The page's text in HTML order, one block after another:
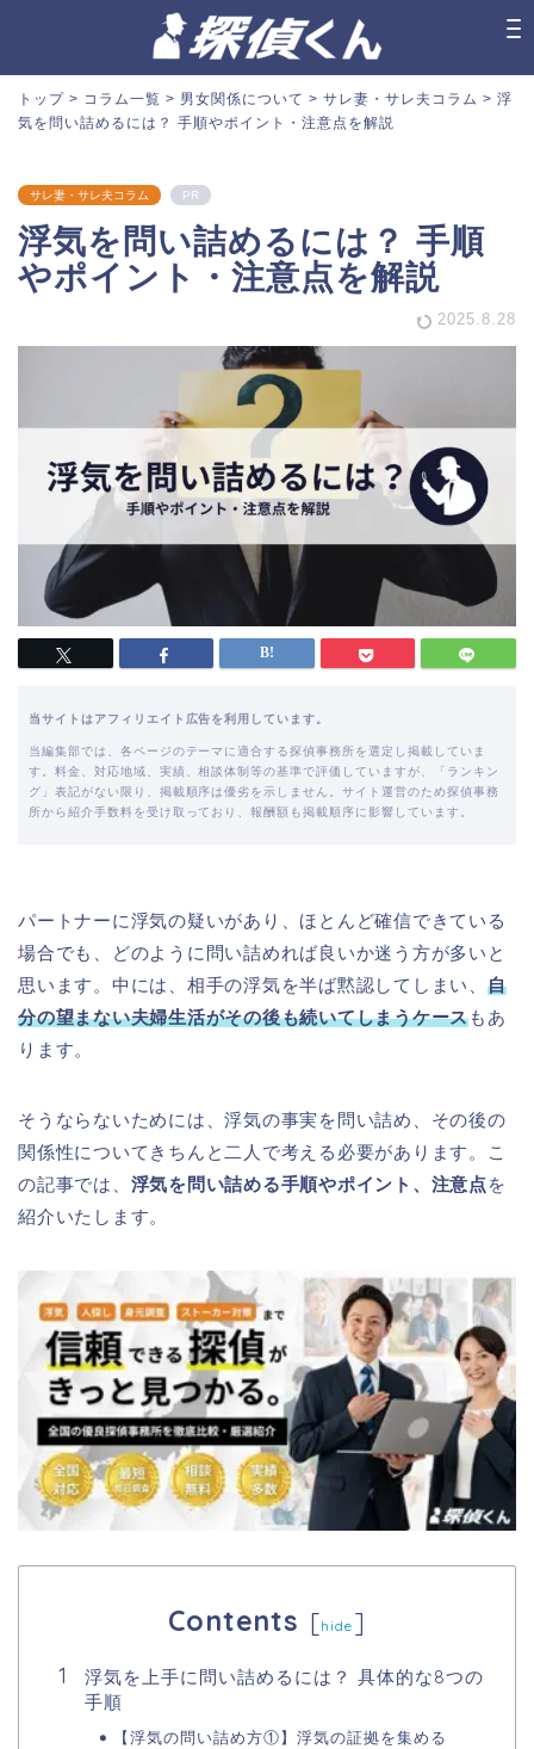
トップ > コラム一覧 > 男女関係について > サレ妻・サレ夫コラム > 浮
気を問い詰めるには？ 手順やポイント・注意点を解説
サレ妻・サレ夫コラム PR
浮気を問い詰めるには？ 手順
やポイント・注意点を解説
2025.8.28
当サイトはアフィリエイト広告を利用しています。
当編集部では、各ページのテーマに適合する探偵事務所を選定し掲載していま
す。料金、対応地域、実績、相談体制等の基準で評価していますが、「ランキン
グ」表記がない限り、掲載順序は優劣を示しません。サイト運営のため探偵事務
所から紹介手数料を受け取っており、報酬額も掲載順序に影響しています。
パートナーに浮気の疑いがあり、ほとんど確信できている
場合でも、どのように問い詰めれば良いか迷う方が多いと
思います。中には、相手の浮気を半ば黙認してしまい、 自
分の望まない夫婦生活がその後も続いてしまうケースもあ
ります。
そうならないためには、浮気の事実を問い詰め、その後の
関係性についてきちんと二人で考える必要があります。こ
の記事では、 浮気を問い詰める手順やポイント、注意点を
紹介いたします。
Contents [hide ]
浮気を上手に問い詰めるには？ 具体的な8つの
手順
【浮気の問い詰め方①】浮気の証拠を集める